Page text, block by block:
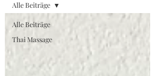
Alle Beiträge
Thai Massage
Alle Beiträge